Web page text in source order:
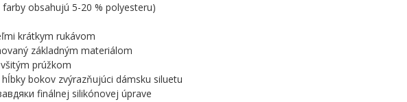
farby obsahujú 5-20 % polyesteru)
krátkym rukávom
základným materiálom
prúžkom
bokov zvýrazňujúci dámsku siluetu
finálnej silikónovej úprave